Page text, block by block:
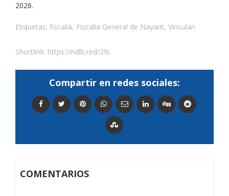
2026.
Etiquetas: fiscalia, Fiscalia General de Nayarit, Vinculan
Shortlink: https://ndlb.red/29i
Compartir en redes sociales:
COMENTARIOS